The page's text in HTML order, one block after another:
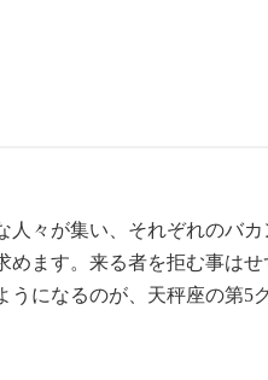
々が集い、それぞれのバ
ます。来る者を拒む事は
になるのが、天秤座の第5